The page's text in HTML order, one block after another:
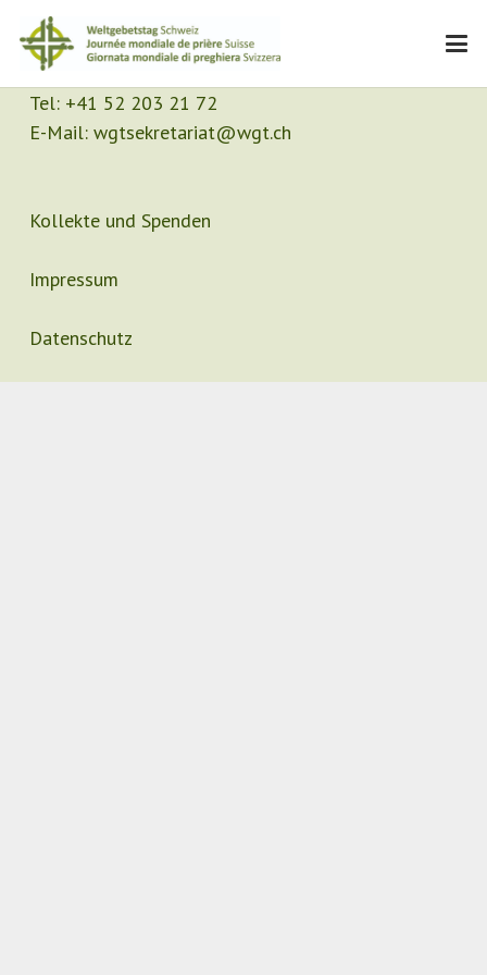
Kontakt
Sekretariat
Tel: +41 52 203 21 72
E-Mail: wgtsekretariat@wgt.ch
Kollekte und Spenden
Impressum
Datenschutz